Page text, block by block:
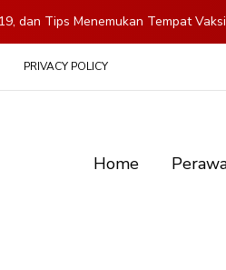
dan Tips Menemukan Tempat
PRIVACY POLICY
Home